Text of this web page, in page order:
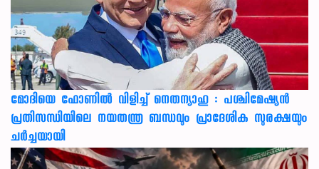
മോദിയെ ഫോണിൽ വിളിച്ച് നെതന്യാഹു : പശ്ചിമേഷ്യൻ
പ്രതിസന്ധിയിലെ നയതന്ത്ര ബന്ധവും പ്രാദേശിക സുരക്ഷയും
ചർച്ചയായി